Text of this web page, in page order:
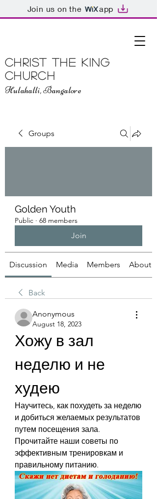
Join us on the app
Christ The King
Church
Hulahalli, Bangalore
Groups
Golden Youth
Public · 68 members
Join
Discussion Media Members About
Back
Anonymous
August 18, 2023
Хожу в зал
неделю и не
худею
Научитесь, как похудеть за неделю
и добиться желаемых результатов
путем посещения зала.
Прочитайте наши советы по
эффективным тренировкам и
правильному питанию.